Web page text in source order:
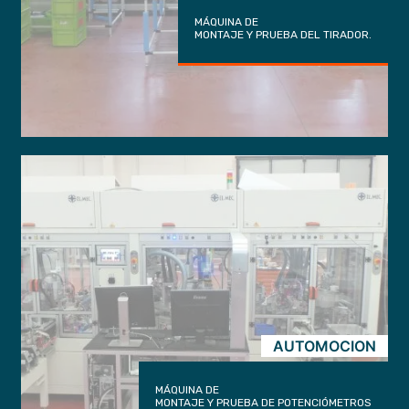
MÁQUINA DE
MONTAJE Y PRUEBA DEL TIRADOR.
AUTOMOCION
MÁQUINA DE
MONTAJE Y PRUEBA DE POTENCIÓMETROS
trigger